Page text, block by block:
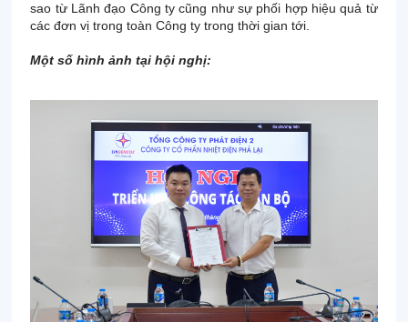
sao từ Lãnh đạo Công ty cũng như sự phối hợp hiệu quả từ
các đơn vị trong toàn Công ty trong thời gian tới.
Một số hình ảnh tại hội nghị: